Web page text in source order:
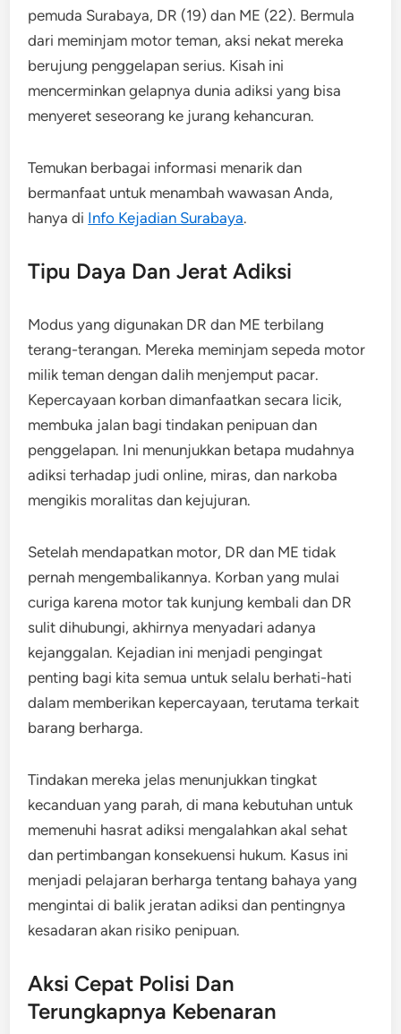
pemuda Surabaya, DR (19) dan ME (22). Bermula
dari meminjam motor teman, aksi nekat mereka
berujung penggelapan serius. Kisah ini
mencerminkan gelapnya dunia adiksi yang bisa
menyeret seseorang ke jurang kehancuran.
Temukan berbagai informasi menarik dan
bermanfaat untuk menambah wawasan Anda,
hanya di Info Kejadian Surabaya.
Tipu Daya Dan Jerat Adiksi
Modus yang digunakan DR dan ME terbilang
terang-terangan. Mereka meminjam sepeda motor
milik teman dengan dalih menjemput pacar.
Kepercayaan korban dimanfaatkan secara licik,
membuka jalan bagi tindakan penipuan dan
penggelapan. Ini menunjukkan betapa mudahnya
adiksi terhadap judi online, miras, dan narkoba
mengikis moralitas dan kejujuran.
Setelah mendapatkan motor, DR dan ME tidak
pernah mengembalikannya. Korban yang mulai
curiga karena motor tak kunjung kembali dan DR
sulit dihubungi, akhirnya menyadari adanya
kejanggalan. Kejadian ini menjadi pengingat
penting bagi kita semua untuk selalu berhati-hati
dalam memberikan kepercayaan, terutama terkait
barang berharga.
Tindakan mereka jelas menunjukkan tingkat
kecanduan yang parah, di mana kebutuhan untuk
memenuhi hasrat adiksi mengalahkan akal sehat
dan pertimbangan konsekuensi hukum. Kasus ini
menjadi pelajaran berharga tentang bahaya yang
mengintai di balik jeratan adiksi dan pentingnya
kesadaran akan risiko penipuan.
Aksi Cepat Polisi Dan
Terungkapnya Kebenaran